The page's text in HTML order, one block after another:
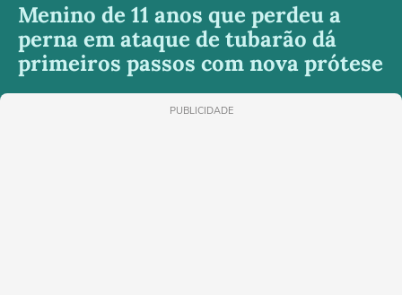
Menino de 11 anos que perdeu a
perna em ataque de tubarão dá
primeiros passos com nova prótese
PUBLICIDADE